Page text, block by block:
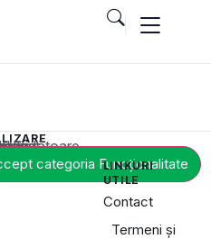
categoria Funcționalitate
LINKURI
UTILE
Contact
Termeni și